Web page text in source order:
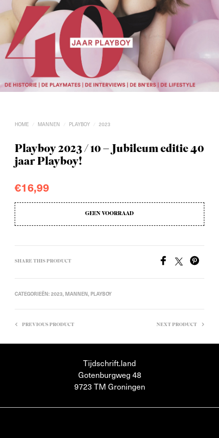
HOME / MANNEN / PLAYBOY / 2023
Playboy 2023 / 10 – Jubileum editie 40
jaar Playboy!
€16,99
GEEN VOORRAAD
SHARE THIS PRODUCT
CATEGORIEËN: 2023, MANNEN, PLAYBOY
PREVIOUS PRODUCT NEXT PRODUCT
Tijdschrift.land
Gotenburgweg 48
9723 TM Groningen